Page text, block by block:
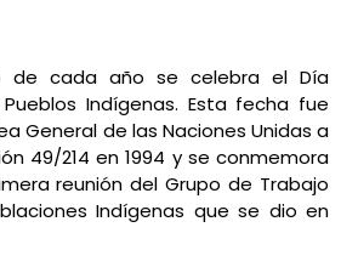
de cada año se celebra el Día
Indígenas. Esta fecha fue
General de las Naciones Unidas a
49/214 en 1994 y se conmemora
reunión del Grupo de Trabajo
Indígenas que se dio en